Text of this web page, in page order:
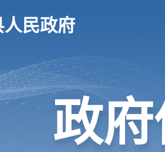
人民政府
政